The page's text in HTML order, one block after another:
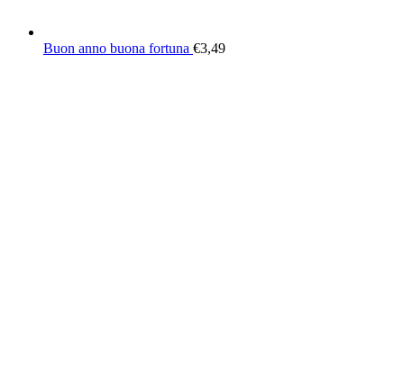
Buon anno buona fortuna €3,49